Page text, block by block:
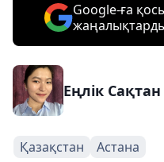
Google-ға
Еңлік Сақтан
Қазақстан Астана